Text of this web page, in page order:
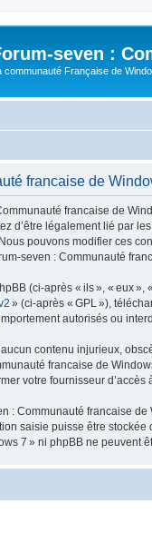
seven :
communauté Française de
francaise de
francaise de
d’être légalement lié par
pouvons modifier ces
seven : Communauté
(ci-après « ils », « eux
» (ci-après « GPL »),
autorisés ou
contenu injurieux,
francaise de
votre fournisseur
: Communauté francaise
saisie puisse être
7 » ni phpBB ne peuvent